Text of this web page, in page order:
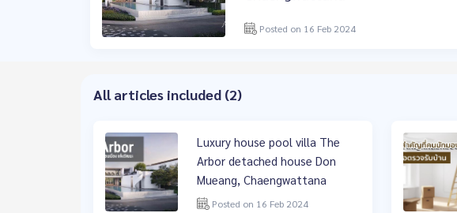
Posted on 16 Feb 2024
All articles included (2)
Luxury house pool villa The
Arbor detached house Don
Mueang, Chaengwattana
Posted on 16 Feb 2024